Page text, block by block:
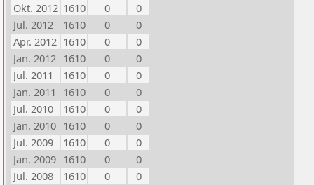
Okt. 2012 1610 0
0
Jul. 2012
1610 0
0
Apr. 2012 1610 0
0
Jan. 2012 1610 0
0
Jul. 2011
1610 0
0
Jan. 2011
1610 0
0
Jul. 2010
1610 0
0
Jan. 2010 1610 0
0
Jul. 2009
1610 0
0
Jan. 2009 1610 0
0
Jul. 2008
1610 0
0